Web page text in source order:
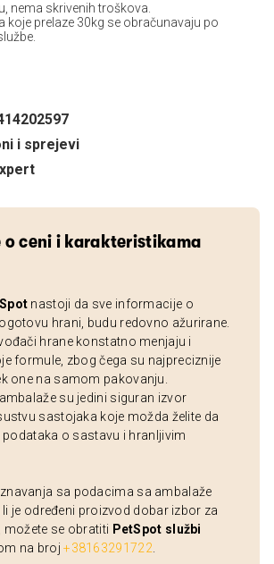
nema skrivenih troškova.
koje prelaze 30kg se obračunavaju po
i sprejevi
ceni i karakteristikama
nastoji da sve informacije o
hrani, budu redovno ažurirane.
hrane konstatno menjaju i
formule, zbog čega su najpreciznije
one na samom pakovanju.
su jedini siguran izvor
sastojaka koje možda želite da
podataka o sastavu i hranljivim
sa podacima sa ambalaže
je određeni proizvod dobar izbor za
možete se obratiti PetSpot službi
na broj+38163291722